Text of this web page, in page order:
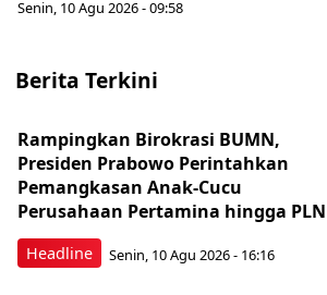
Senin, 10 Agu 2026 - 09:58
Berita Terkini
Headline
Rampingkan Birokrasi BUMN,
Presiden Prabowo Perintahkan
Pemangkasan Anak-Cucu
Perusahaan Pertamina hingga PLN
Senin, 10 Agu 2026 - 16:16